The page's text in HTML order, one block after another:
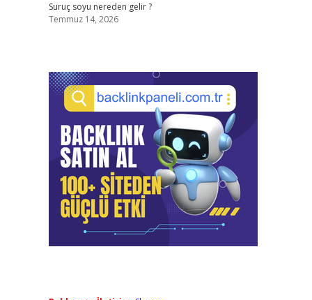
Suruç soyu nereden gelir ?
Temmuz 14, 2026